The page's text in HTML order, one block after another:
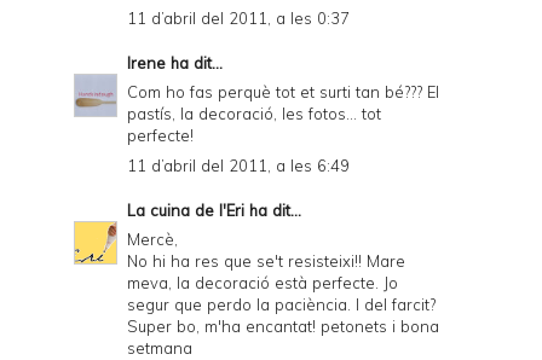
11 d’abril del 2011, a les 0:37
Irene ha dit...
Com ho fas perquè tot et surti tan bé??? El
pastís, la decoració, les fotos... tot
perfecte!
11 d’abril del 2011, a les 6:49
La cuina de l'Eri ha dit...
Mercè,
No hi ha res que se't resisteixi!! Mare
meva, la decoració està perfecte. Jo
segur que perdo la paciència. I del farcit?
Super bo, m'ha encantat! petonets i bona
setmana